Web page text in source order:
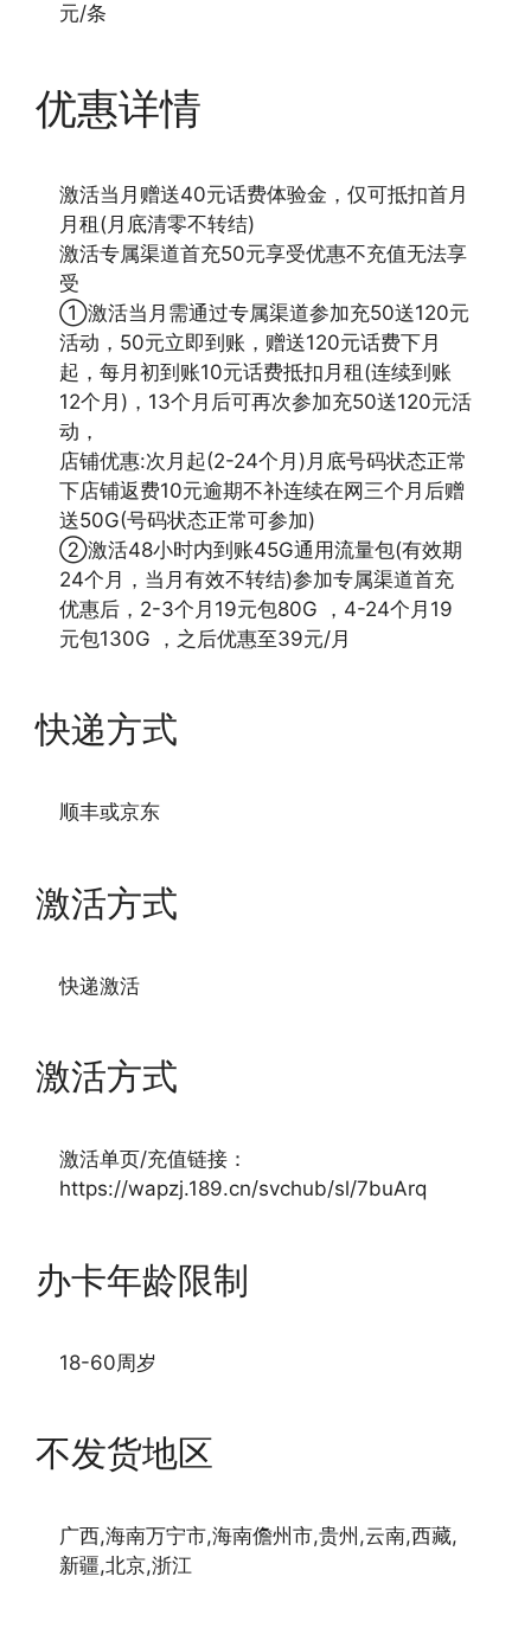
元/条
优惠详情
激活当月赠送40元话费体验金，仅可抵扣首月
月租(月底清零不转结)
激活专属渠道首充50元享受优惠不充值无法享
受
①激活当月需通过专属渠道参加充50送120元
活动，50元立即到账，赠送120元话费下月
起，每月初到账10元话费抵扣月租(连续到账
12个月)，13个月后可再次参加充50送120元活
动，
店铺优惠:次月起(2-24个月)月底号码状态正常
下店铺返费10元逾期不补连续在网三个月后赠
送50G(号码状态正常可参加)
②激活48小时内到账45G通用流量包(有效期
24个月，当月有效不转结)参加专属渠道首充
优惠后，2-3个月19元包80G ，4-24个月19
元包130G ，之后优惠至39元/月
快递方式
顺丰或京东
激活方式
快递激活
激活方式
激活单页/充值链接：
https://wapzj.189.cn/svchub/sl/7buArq
办卡年龄限制
18-60周岁
不发货地区
广西,海南万宁市,海南儋州市,贵州,云南,西藏,
新疆,北京,浙江